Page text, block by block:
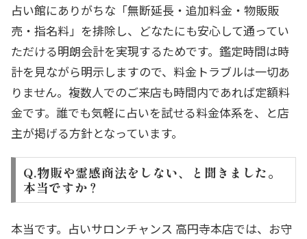
占い館にありがちな「無断延長・追加料金・物販販
売・指名料」を排除し、どなたにも安心して通ってい
ただける明朗会計を実現するためです。鑑定時間は時
計を見ながら明示しますので、料金トラブルは一切あ
りません。複数人でのご来店も時間内であれば定額料
金です。誰でも気軽に占いを試せる料金体系を、と店
主が掲げる方針となっています。
Q.物販や霊感商法をしない、と聞きました。
本当ですか？
本当です。占いサロンチャンス 高円寺本店では、お守